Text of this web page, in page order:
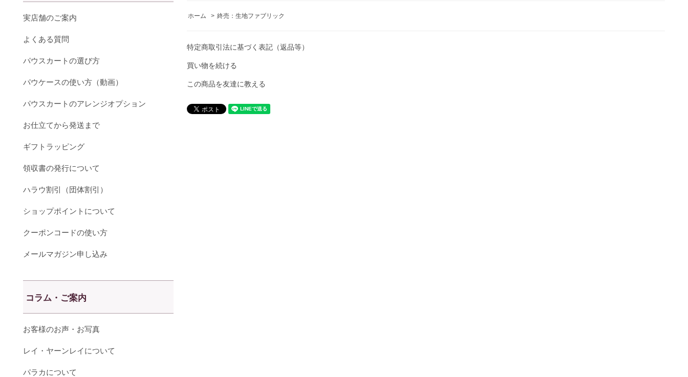
ホーム > 終売：生地ファブリック
特定商取引法に基づく表記（返品等）
買い物を続ける
この商品を友達に教える
実店舗のご案内
よくある質問
パウスカートの選び方
パウケースの使い方（動画）
パウスカートのアレンジオプション
お仕立てから発送まで
ギフトラッピング
領収書の発行について
ハラウ割引（団体割引）
ショップポイントについて
クーポンコードの使い方
メールマガジン申し込み
コラム・ご案内
お客様のお声・お写真
レイ・ヤーンレイについて
パラカについて